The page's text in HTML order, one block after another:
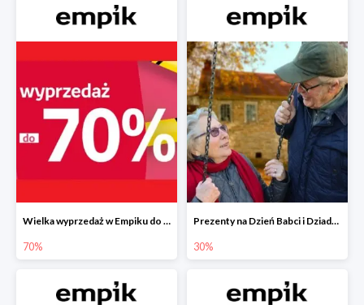
Wielka wyprzedaż w Empiku do -70%
70%
Prezenty na Dzień Babci i Dziadka w Empiku do -30%
30%